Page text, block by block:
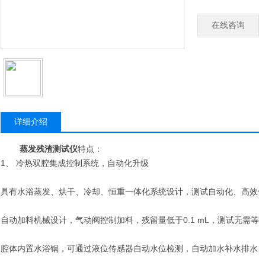
在线咨询
详细介绍
蒸发残渣测试仪特点：
1、 冷热双腔集成控制系统，自动化升级
具有水浴蒸发、烘干、冷却、恒重一体化系统设计，测试自动化、高
自动加料机械设计，气动阀控制加料，残留量低于0.1 mL，测试无需
腔体内置水浴锅，可通过液位传感器自动水位检测，自动加水补水排